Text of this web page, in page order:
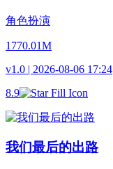
角色扮演
1770.01M
v1.0 | 2026-08-06 17:24
8.9
我们最后的出路